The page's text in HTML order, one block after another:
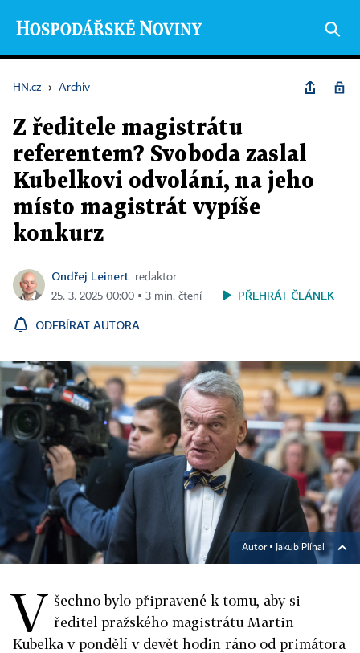
HN.cz › Archiv
Z ředitele magistrátu
referentem? Svoboda zaslal
Kubelkovi odvolání, na jeho
místo magistrát vypíše
konkurz
Ondřej Leinert
redaktor
25. 3. 2025 00:00 ▪ 3 min. čtení
PŘEHRÁT ČLÁNEK
ODEBÍRAT AUTORA
Autor ▪ Jakub Plíhal
V šechno bylo připravené k tomu, aby si
ředitel pražského magistrátu Martin
Kubelka v pondělí v devět hodin ráno od primátora